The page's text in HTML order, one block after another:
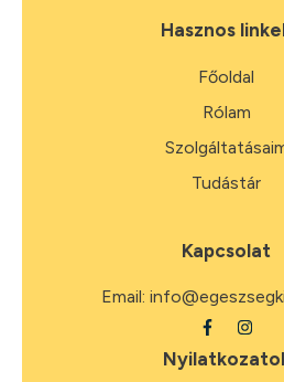
Hasznos
Főoldal
Rólam
Tudástár
Kapcsolat
Email: